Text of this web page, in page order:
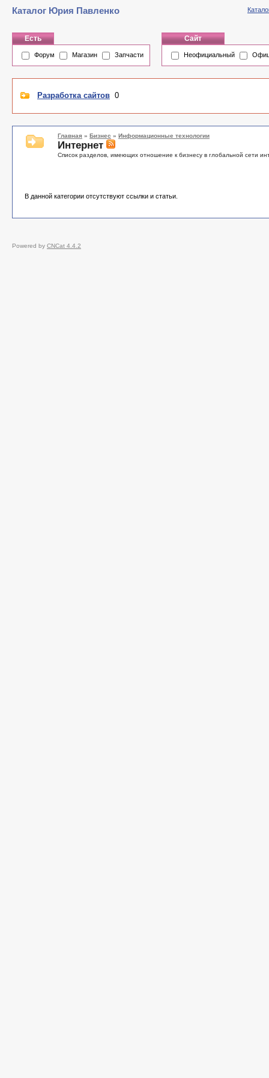
Каталог Юрия Павленко
Есть
Форум Магазин Запчасти
Сайт
Неофициальный
Разработка сайтов 0
Главная » Бизнес » Информационные технологии
Интернет
Список разделов, имеющих отношение к бизнесу в глобальной сети
В данной категории отсутствуют ссылки и статьи.
Powered by CNCat 4.4.2